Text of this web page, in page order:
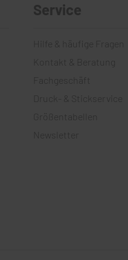
Service
Hilfe & häufige Fragen
Kontakt & Beratung
Fachgeschäft
Druck- & Stickservice
Größentabellen
Newsletter